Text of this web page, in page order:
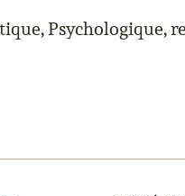
Psychologique,